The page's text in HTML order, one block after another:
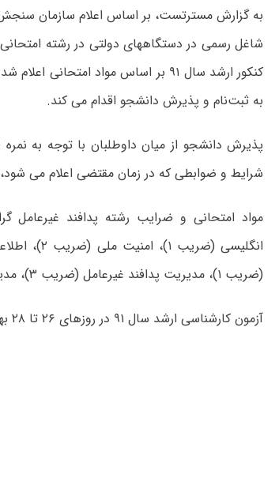
به گزارش مسترتست، بر اساس اعلام سازمان
کنکور ارشد سال ۹۱ بر اساس مواد
به ثبت‌نام و پذیرش دانشجو اقدام می کند.
شرایط و ضوابطی که در زمان مقتضی اعلام می
مواد امتحانی و ضرایب رشته پدافند
(ضریب ۱)، مدیریت پدافند غیرعامل (ضریب ۳)، مدیریت بحران (ضریب ۳) است.
آزمون کارشناسی ارشد سال ۹۱ در روزهای ۲۶ تا ۲۸ بهمن‌ماه ۹۰ برگزار می شود.